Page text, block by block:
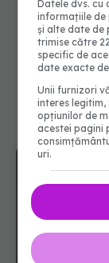
Datele dvs.
informațiile de
și alte date de
trimise către
specific de
date exacte
Unii furnizori
interes
opțiunilor de
acestei pagini
uri.